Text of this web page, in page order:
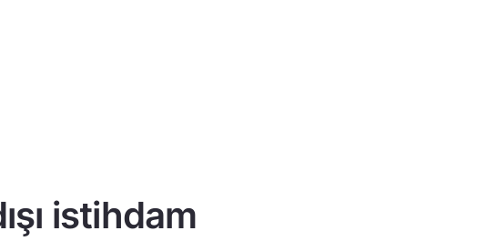
istihdam